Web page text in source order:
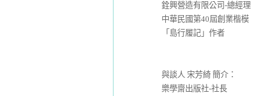
銓興營造有限公司-總經理
中華民國第40屆創業楷模
「島行履記」作者
與談人 宋芳綺 簡介：
樂學齋出版社-社長